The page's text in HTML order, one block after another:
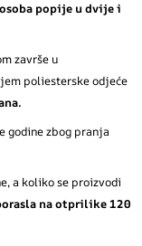
popije u dvije i
završe u
poliesterske odjeće
godine zbog pranja
a koliko se proizvodi
na otprilike 120